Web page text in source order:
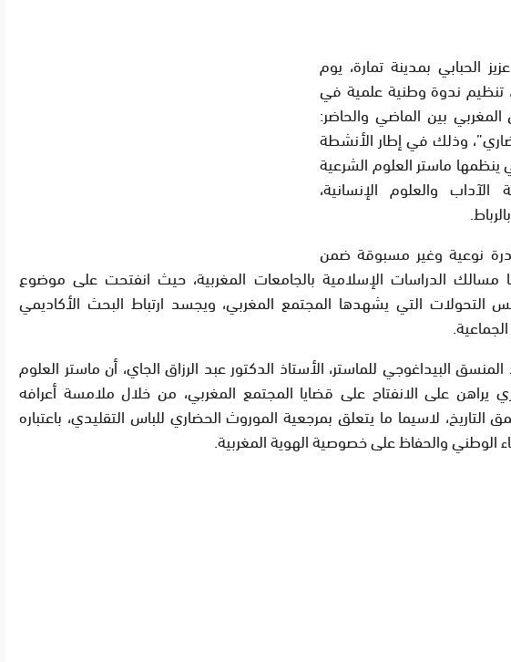
الحبابي بمدينة تمارة، يوم
الأحد 28 دجنبر 2025، تنظيم ندوة وطنية علمية في
بين الماضي والحاضر:
وذلك في إطار الأنشطة
ينظمها ماستر العلوم الشرعية
الآداب والعلوم الإنسانية،
نوعية وغير مسبوقة ضمن
مسالك الدراسات الإسلامية بالجامعات المغربية، حيث انفتحت على موضوع
التحولات التي يشهدها المجتمع المغربي، ويجسد ارتباط البحث الأكاديمي
البيداغوجي للماستر، الأستاذ الدكتور عبد الرزاق الجاي، أن ماستر العلوم
يراهن على الانفتاح على قضايا المجتمع المغربي، من خلال ملامسة أعرافه
التاريخ، لاسيما ما يتعلق بمرجعية الموروث الحضاري للباس التقليدي، باعتباره
الوطني والحفاظ على خصوصية الهوية المغربية.